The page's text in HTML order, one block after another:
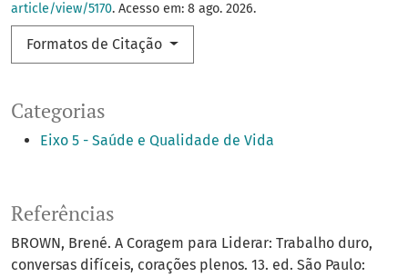
Categorias
Eixo 5 - Saúde e Qualidade de Vida
article/view/5170. Acesso em: 8 ago. 2026.
Formatos de Citação
Referências
BROWN, Brené. A Coragem para Liderar: Trabalho duro,
conversas difíceis, corações plenos. 13. ed. São Paulo: